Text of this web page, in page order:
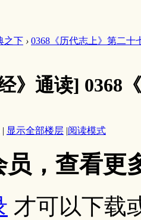
之下 › 0368《历代志上》第二十
》通读] 0368
| 显示全部楼层 |阅读模式
员，查看更
才可以下载